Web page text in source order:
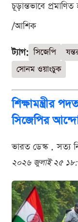
চূড়ান্তভাবে
/আশিক
ট্যাগ: সিজেপি
সোনম ওয়াংচুক
শিক্ষামন্ত্রীর
সিজেপির
ভারত ডেস্ক . সত্য
২০২৬ জুলাই ২৫